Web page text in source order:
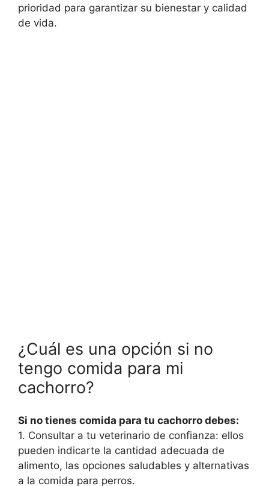
prioridad para garantizar su bienestar y calidad
de vida.
¿Cuál es una opción si no
tengo comida para mi
cachorro?
Si no tienes comida para tu cachorro debes:
1. Consultar a tu veterinario de confianza: ellos
pueden indicarte la cantidad adecuada de
alimento, las opciones saludables y alternativas
a la comida para perros.